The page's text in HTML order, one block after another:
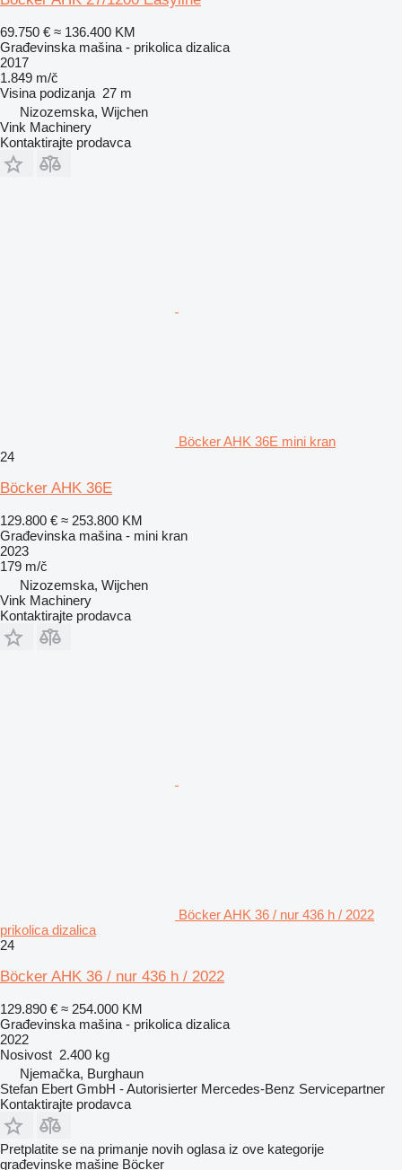
69.750 € ≈ 136.400 KM
Građevinska mašina - prikolica dizalica
2017
1.849 m/č
Visina podizanja 27 m
Nizozemska, Wijchen
Vink Machinery
Kontaktirajte prodavca
Böcker AHK 36E mini kran
24
Böcker AHK 36E
129.800 € ≈ 253.800 KM
Građevinska mašina - mini kran
2023
179 m/č
Nizozemska, Wijchen
Vink Machinery
Kontaktirajte prodavca
Böcker AHK 36 / nur 436 h / 2022
prikolica dizalica
24
Böcker AHK 36 / nur 436 h / 2022
129.890 € ≈ 254.000 KM
Građevinska mašina - prikolica dizalica
2022
Nosivost 2.400 kg
Njemačka, Burghaun
Stefan Ebert GmbH - Autorisierter Mercedes-Benz Servicepartner
Kontaktirajte prodavca
Pretplatite se na primanje novih oglasa iz ove kategorije
građevinske mašine Böcker